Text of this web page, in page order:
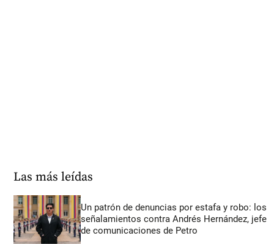
Las más leídas
Un patrón de denuncias por estafa y robo: los
señalamientos contra Andrés Hernández, jefe
de comunicaciones de Petro